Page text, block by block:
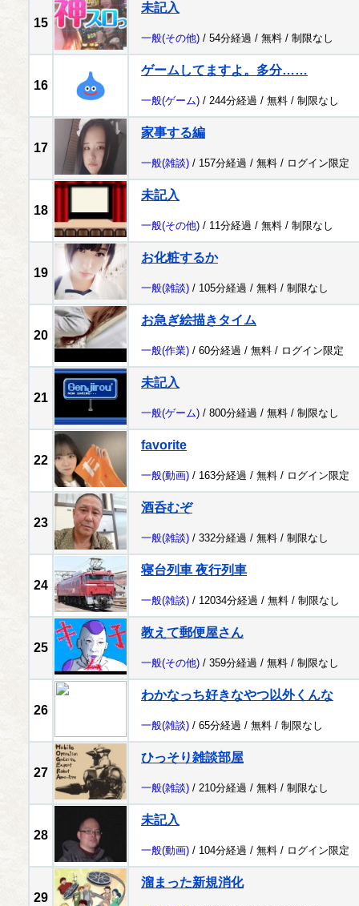
15
未記入
一般(その他) / 54分経過 / 無料 / 制限なし
16
ゲームしてますよ。多分……
一般(ゲーム) / 244分経過 / 無料 / 制限なし
17
家事する編
一般(雑談) / 157分経過 / 無料 / ログイン限定
18
未記入
一般(その他) / 11分経過 / 無料 / 制限なし
19
お化粧するか
一般(雑談) / 105分経過 / 無料 / 制限なし
20
お急ぎ絵描きタイム
一般(作業) / 60分経過 / 無料 / ログイン限定
21
未記入
一般(ゲーム) / 800分経過 / 無料 / 制限なし
22
favorite
一般(動画) / 163分経過 / 無料 / ログイン限定
23
酒呑むぞ
一般(雑談) / 332分経過 / 無料 / 制限なし
24
寝台列車 夜行列車
一般(雑談) / 12034分経過 / 無料 / 制限なし
25
教えて郵便屋さん
一般(その他) / 359分経過 / 無料 / 制限なし
26
わかなっち好きなやつ以外くんな
一般(雑談) / 65分経過 / 無料 / 制限なし
27
ひっそり雑談部屋
一般(雑談) / 210分経過 / 無料 / 制限なし
28
未記入
一般(動画) / 104分経過 / 無料 / ログイン限定
29
溜まった新規消化